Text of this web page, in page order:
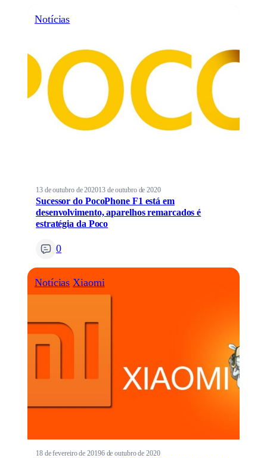
Notícias
13 de outubro de 202013 de outubro de 2020
Sucessor do PocoPhone F1 está em
desenvolvimento, aparelhos remarcados é
estratégia da Poco
0
Notícias Xiaomi
18 de fevereiro de 20196 de outubro de 2020